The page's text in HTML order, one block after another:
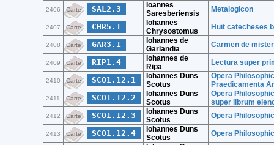
2406 Carte SAL2.3
Ioannes
Saresberiensis
Metalogicon
2407 Carte CHR5.1
Iohannes
Chrysostomus
Huit catecheses
2408 Carte GAR3.1
Iohannes de
Garlandia
Carmen de
2409 Carte RIP1.4
Iohannes de
Ripa
Lectura super
2410 Carte SCO1.12.1
Iohannes Duns
Scotus
Opera
Praedicamenta
2411 Carte SCO1.12.2
Iohannes Duns
Scotus
Opera
super librum
2412 Carte SCO1.12.3
Iohannes Duns
Scotus
Opera
2413 Carte SCO1.12.4
Iohannes Duns
Scotus
Opera